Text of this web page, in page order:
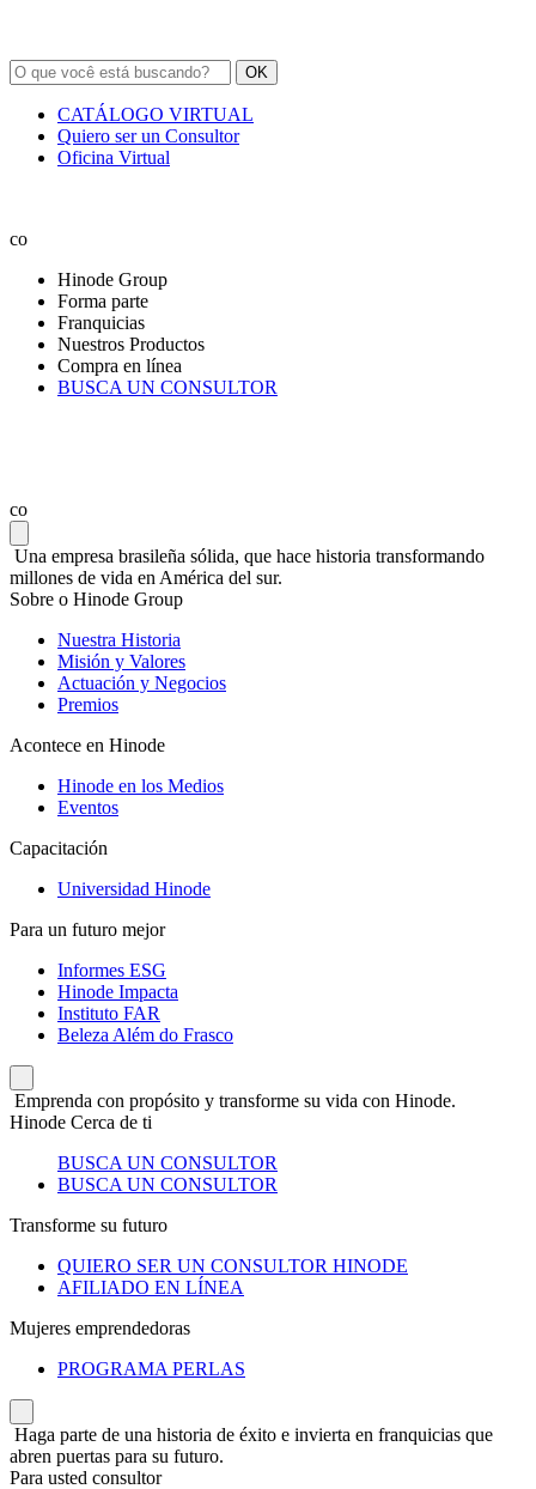
OK
CATÁLOGO VIRTUAL
Quiero ser un Consultor
Oficina Virtual
co
Hinode Group
Forma parte
Franquicias
Nuestros Productos
Compra en línea
BUSCA UN CONSULTOR
co
Una empresa brasileña sólida, que hace historia transformando
millones de vida en América del sur.
Sobre o Hinode Group
Nuestra Historia
Misión y Valores
Actuación y Negocios
Premios
Acontece en Hinode
Hinode en los Medios
Eventos
Capacitación
Universidad Hinode
Para un futuro mejor
Informes ESG
Hinode Impacta
Instituto FAR
Beleza Além do Frasco
Emprenda con propósito y transforme su vida con Hinode.
Hinode Cerca de ti
BUSCA UN CONSULTOR
BUSCA UN CONSULTOR
Transforme su futuro
QUIERO SER UN CONSULTOR HINODE
AFILIADO EN LÍNEA
Mujeres emprendedoras
PROGRAMA PERLAS
Haga parte de una historia de éxito e invierta en franquicias que
abren puertas para su futuro.
Para usted consultor